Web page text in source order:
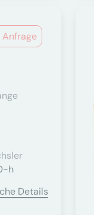
Anfrage
h
Details